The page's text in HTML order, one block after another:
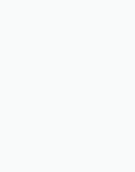
Disziplin und
anderen
in